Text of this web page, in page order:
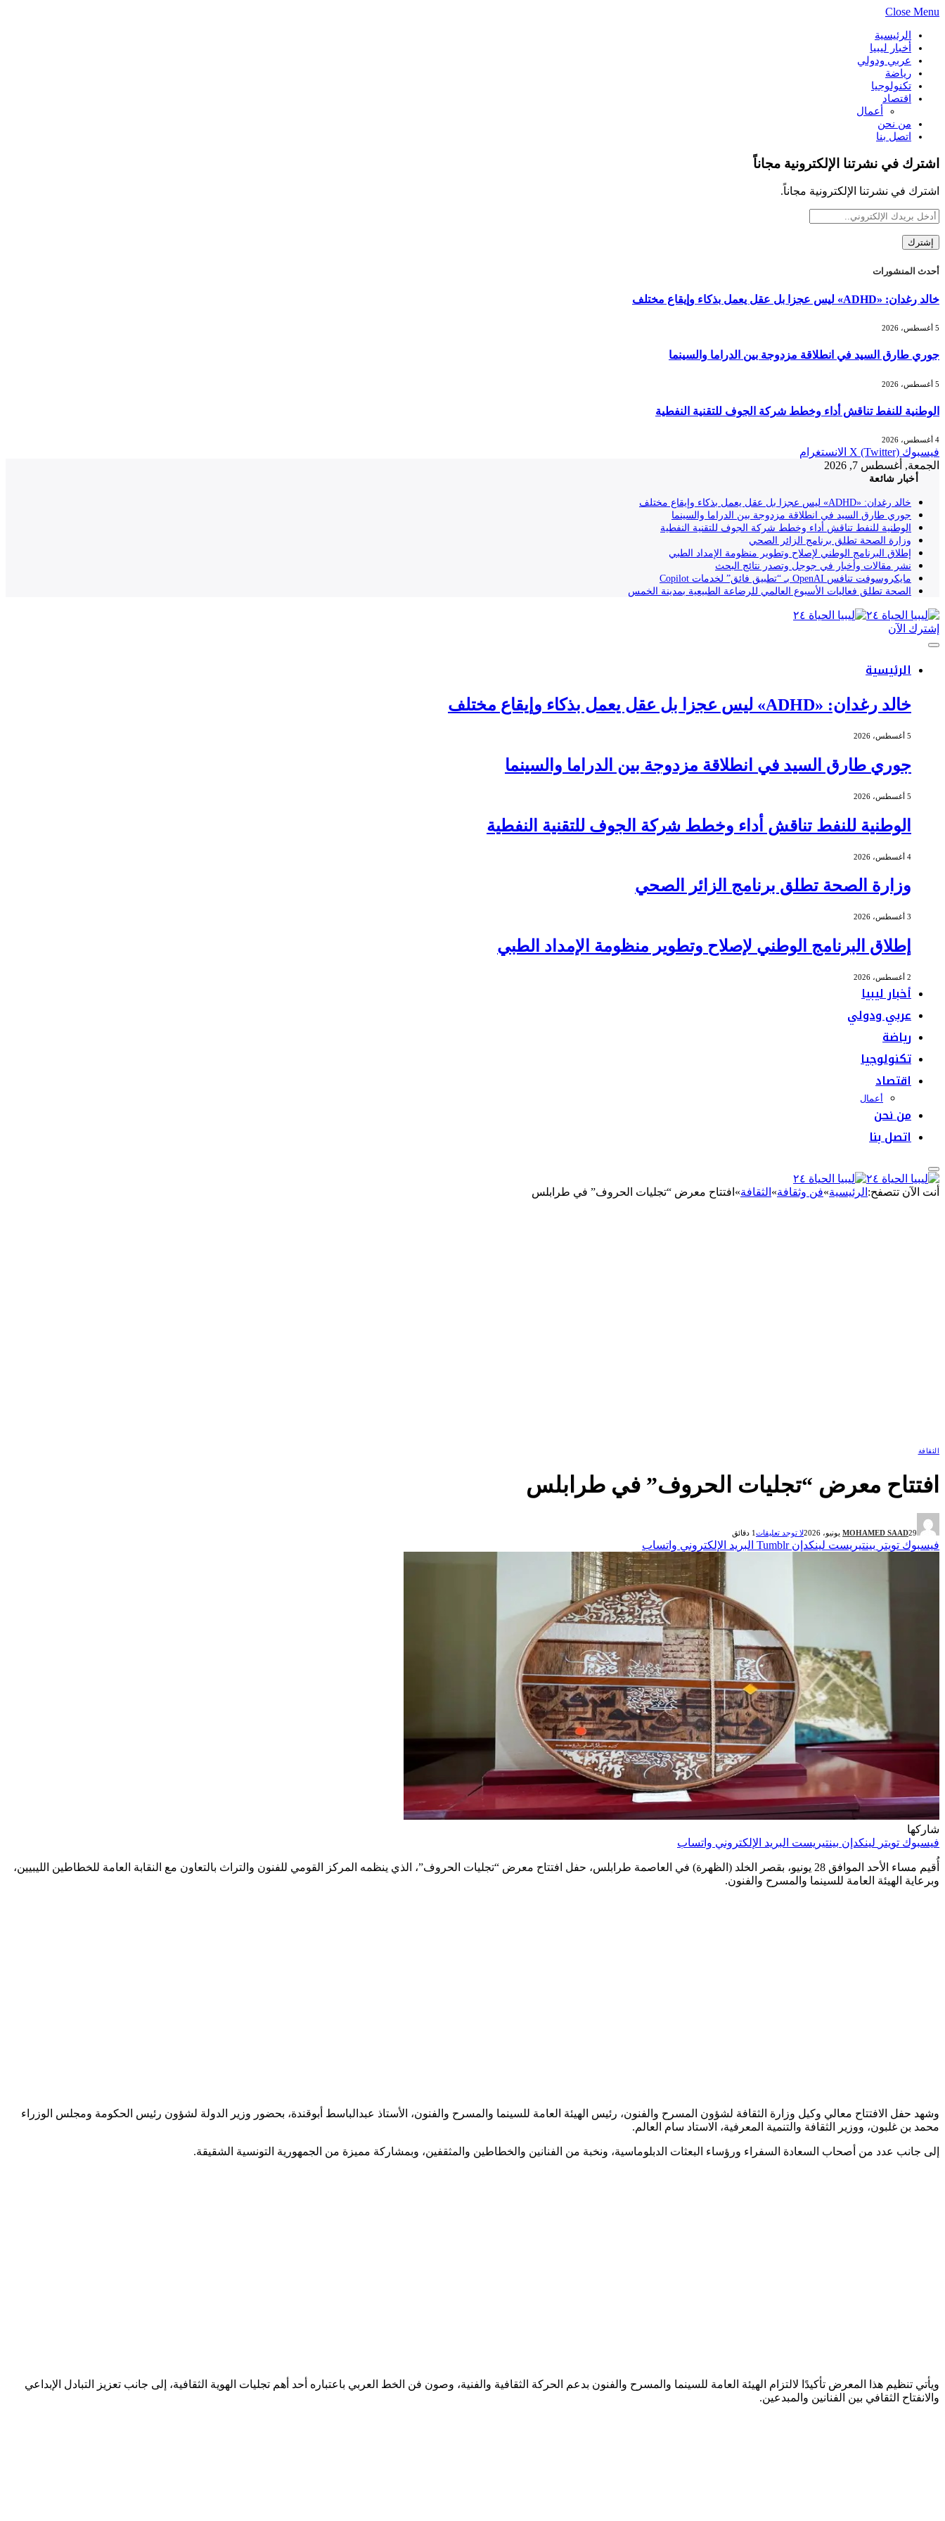
Close Menu
الرئيسية
أخبار ليبيا
عربي ودولي
رياضة
تكنولوجيا
اقتصاد
أعمال
من نحن
اتصل بنا
اشترك في نشرتنا الإلكترونية مجاناً
اشترك في نشرتنا الإلكترونية مجاناً.
أحدث المنشورات
خالد رغدان: «ADHD» ليس عجزا بل عقل يعمل بذكاء وإيقاع مختلف
5 أغسطس، 2026
جوري طارق السيد في انطلاقة مزدوجة بين الدراما والسينما
5 أغسطس، 2026
الوطنية للنفط تناقش أداء وخطط شركة الجوف للتقنية النفطية
4 أغسطس، 2026
فيسبوك X (Twitter) الانستغرام
الجمعة, أغسطس 7, 2026
أخبار شائعة
خالد رغدان: «ADHD» ليس عجزا بل عقل يعمل بذكاء وإيقاع مختلف
جوري طارق السيد في انطلاقة مزدوجة بين الدراما والسينما
الوطنية للنفط تناقش أداء وخطط شركة الجوف للتقنية النفطية
وزارة الصحة تطلق برنامج الزائر الصحي
إطلاق البرنامج الوطني لإصلاح وتطوير منظومة الإمداد الطبي
نشر مقالات وأخبار في جوجل وتصدر نتائج البحث
مايكروسوفت تنافس OpenAI بـ “تطبيق فائق” لخدمات Copilot
الصحة تطلق فعاليات الأسبوع العالمي للرضاعة الطبيعية بمدينة الخمس
إشترك الآن
الرئيسية
خالد رغدان: «ADHD» ليس عجزا بل عقل يعمل بذكاء وإيقاع مختلف
5 أغسطس، 2026
جوري طارق السيد في انطلاقة مزدوجة بين الدراما والسينما
5 أغسطس، 2026
الوطنية للنفط تناقش أداء وخطط شركة الجوف للتقنية النفطية
4 أغسطس، 2026
وزارة الصحة تطلق برنامج الزائر الصحي
3 أغسطس، 2026
إطلاق البرنامج الوطني لإصلاح وتطوير منظومة الإمداد الطبي
2 أغسطس، 2026
أخبار ليبيا
عربي ودولي
رياضة
تكنولوجيا
اقتصاد
أعمال
من نحن
اتصل بنا
أنت الآن تتصفح: الرئيسية»فن وثقافة» الثقافة» افتتاح معرض “تجليات الحروف” في طرابلس
الثقافة
افتتاح معرض “تجليات الحروف” في طرابلس
MOHAMED SAAD29 يونيو، 2026 لا توجد تعليقات1 دقائق
فيسبوك تويتر بينتيريست لينكدإن Tumblr البريد الإلكتروني واتساب
شاركها
فيسبوك تويتر لينكدإن بينتيريست البريد الإلكتروني واتساب
أُقيم مساء الأحد الموافق 28 يونيو، بقصر الخلد (الظهرة) في العاصمة طرابلس، حفل افتتاح معرض “تجليات الحروف”، الذي ينظمه المركز القومي للفنون والتراث بالتعاون مع النقابة العامة للخطاطين الليبيين،
وبرعاية الهيئة العامة للسينما والمسرح والفنون.
وشهد حفل الافتتاح معالي وكيل وزارة الثقافة لشؤون المسرح والفنون، رئيس الهيئة العامة للسينما والمسرح والفنون، الأستاذ عبدالباسط أبوقندة، بحضور وزير الدولة لشؤون رئيس الحكومة ومجلس الوزراء
محمد بن غلبون، ووزير الثقافة والتنمية المعرفية، الاستاد سام العالم.
إلى جانب عدد من أصحاب السعادة السفراء ورؤساء البعثات الدبلوماسية، ونخبة من الفنانين والخطاطين والمثقفين، وبمشاركة مميزة من الجمهورية التونسية الشقيقة.
ويأتي تنظيم هذا المعرض تأكيدًا لالتزام الهيئة العامة للسينما والمسرح والفنون بدعم الحركة الثقافية والفنية، وصون فن الخط العربي باعتباره أحد أهم تجليات الهوية الثقافية، إلى جانب تعزيز التبادل الإبداعي
والانفتاح الثقافي بين الفنانين والمبدعين.